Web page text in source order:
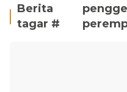
Berita
tagar #